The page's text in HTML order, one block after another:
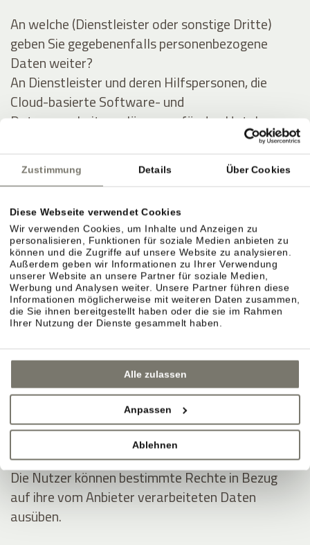
Zustimmung Details Über Cookies
Diese Webseite verwendet Cookies
Wir verwenden Cookies, um Inhalte und Anzeigen zu
personalisieren, Funktionen für soziale Medien anbieten zu
können und die Zugriffe auf unsere Website zu analysieren.
Außerdem geben wir Informationen zu Ihrer Verwendung
unserer Website an unsere Partner für soziale Medien,
Werbung und Analysen weiter. Unsere Partner führen diese
Informationen möglicherweise mit weiteren Daten zusammen,
die Sie ihnen bereitgestellt haben oder die sie im Rahmen
Ihrer Nutzung der Dienste gesammelt haben.
Alle zulassen
Anpassen
Ablehnen
An welche (Dienstleister oder sonstige Dritte)
geben Sie gegebenenfalls personenbezogene
Daten weiter?
An Dienstleister und deren Hilfspersonen, die
Cloud-basierte Software- und
Datenverarbeitungslösungen für das Hotel
anbieten, und im Auftrag des Hotels Daten des
Gastes (zu obigen Zwecken) auswerten und
verarbeiten.
Ausführliche Angaben über die Verarbeitung
personenbezogener Daten
Personenbezogene Daten werden zu folgenden
Zwecken unter Inanspruchnahme folgender
Dienstleistungen erhoben:
Analytik
Anzeigen von Inhalten externer Plattformen
Kontaktieren des Nutzers
Die Rechte der Nutzer
Die Nutzer können bestimmte Rechte in Bezug
auf ihre vom Anbieter verarbeiteten Daten
ausüben.